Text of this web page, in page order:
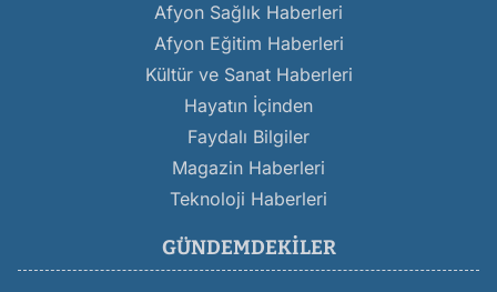
Afyon Sağlık Haberleri
Afyon Eğitim Haberleri
Kültür ve Sanat Haberleri
Hayatın İçinden
Faydalı Bilgiler
Magazin Haberleri
Teknoloji Haberleri
GÜNDEMDEKILER